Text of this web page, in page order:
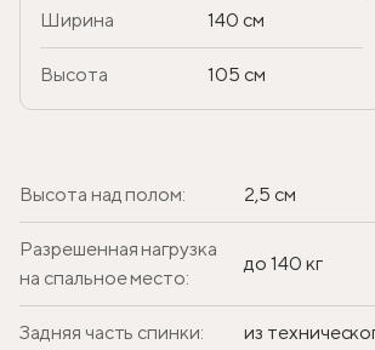
Ширина 140 см
Высота 105 см
Высота над полом: 2,5 см
Разрешенная нагрузка
на спальное место:
до 140 кг
Задняя часть спинки: из